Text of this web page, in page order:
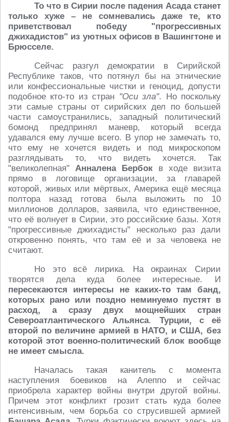
То что в Сирии после падения Асада станет
только хуже – не сомневались даже те, кто
приветствовал победу "прогрессивных
джихадистов" из уютных офисов в Вашингтоне и
Брюсселе.
Сейчас разгул демократии в Сирийской
Республике таков, что потянул бы на этнические
или конфессиональные чистки и геноцид, допусти
подобное кто-то из стран "Оси зла". Но поскольку
эти самые страны от сирийских дел по большей
части самоустранились, западный политический
бомонд предпринял маневр, который всегда
удавался ему лучше всего. В упор не замечать то,
что ему не хочется видеть и под микроскопом
разглядывать то, что видеть хочется. Так
"великолепная" Анналена Бербок в ходе визита
прямо в логовище организации, за главарей
которой, живых или мёртвых, Америка ещё месяца
полтора назад готова была выложить по 10
миллионов долларов, заявила, что единственное,
что её волнует в Сирии, это российские базы. Хотя
"прогрессивные джихадисты" несколько раз дали
откровенно понять, что там её и за человека не
считают.
Но это всё лирика. На окраинах Сирии
творятся дела куда более интересные. И
пересекаются интересы не каких-то там банд,
которых рано или поздно неминуемо пустят в
расход, а сразу двух мощнейших стран
Североатлантического Альянса. Турции, с её
второй по величине армией в НАТО, и США, без
которой этот военно-политический блок вообще
не имеет смысла.
Началась такая канитель с момента
наступления боевиков на Алеппо и сейчас
приобрела характер войны внутри другой войны.
Причем этот конфликт грозит стать куда более
интенсивным, чем борьба со струсившей армией